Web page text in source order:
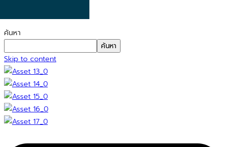
ค้นหา
ค้นหา
Skip to content